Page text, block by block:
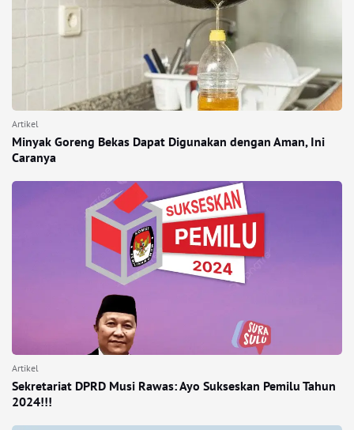
Artikel
Minyak Goreng Bekas Dapat Digunakan dengan Aman, Ini
Caranya
Artikel
Sekretariat DPRD Musi Rawas: Ayo Sukseskan Pemilu Tahun
2024!!!